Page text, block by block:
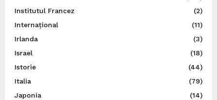
Institutul Francez
(2)
Internațional
(11)
Irlanda
(3)
Israel
(18)
Istorie
(44)
Italia
(79)
Japonia
(14)